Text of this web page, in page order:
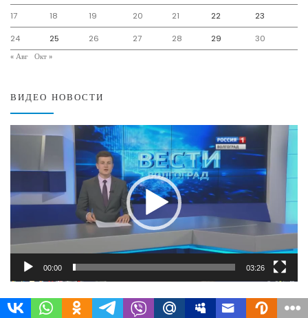
17 18 19 20 21 22 23
24 25 26 27 28 29
30
« Авг Окт »
ВИДЕО НОВОСТИ
00:00 03:26